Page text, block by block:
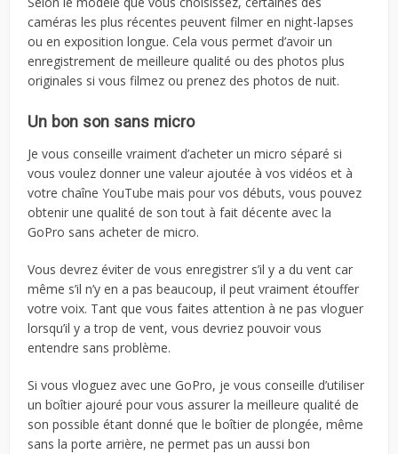
caméras les plus récentes peuvent filmer en night-lapses
ou en exposition longue. Cela vous permet d’avoir un
enregistrement de meilleure qualité ou des photos plus
originales si vous filmez ou prenez des photos de nuit.
Un bon son sans micro
Je vous conseille vraiment d’acheter un micro séparé si
vous voulez donner une valeur ajoutée à vos vidéos et à
votre chaîne YouTube mais pour vos débuts, vous pouvez
obtenir une qualité de son tout à fait décente avec la
GoPro sans acheter de micro.
Vous devrez éviter de vous enregistrer s’il y a du vent car
même s’il n’y en a pas beaucoup, il peut vraiment étouffer
votre voix. Tant que vous faites attention à ne pas vloguer
lorsqu’il y a trop de vent, vous devriez pouvoir vous
entendre sans problème.
Si vous vloguez avec une GoPro, je vous conseille d’utiliser
un boîtier ajouré pour vous assurer la meilleure qualité de
son possible étant donné que le boîtier de plongée, même
sans la porte arrière, ne permet pas un aussi bon